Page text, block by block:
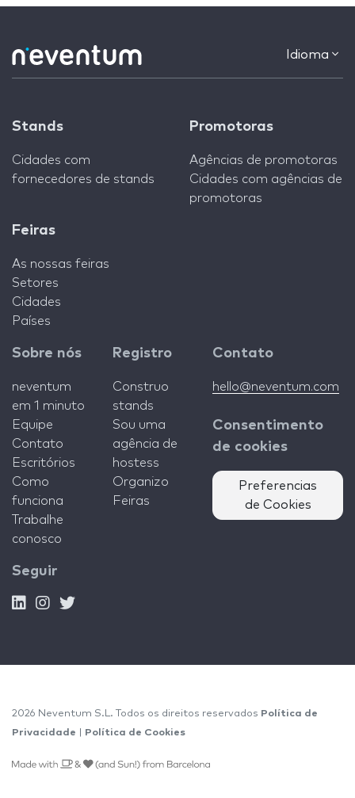
Idioma
Stands
Cidades com
fornecedores de stands
Promotoras
Agências de promotoras
Cidades com agências de
promotoras
Feiras
As nossas feiras
Setores
Cidades
Países
Sobre nós
neventum
em 1 minuto
Equipe
Contato
Escritórios
Como
funciona
Trabalhe
conosco
Registro
Construo
stands
Sou uma
agência de
hostess
Organizo
Feiras
Contato
hello@neventum.com
Consentimento
de cookies
Preferencias
de Cookies
Seguir
2026 Neventum S.L. Todos os direitos reservados Política de
Privacidade
Política de Cookies